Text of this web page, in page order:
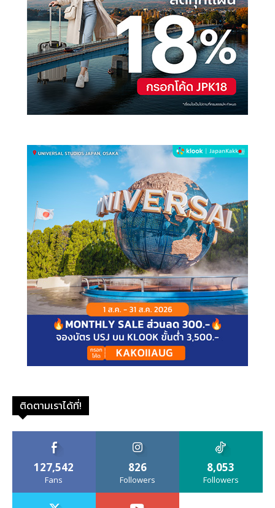
ติดตามเราได้ที่!
127,542
Fans
826
Followers
8,053
Followers